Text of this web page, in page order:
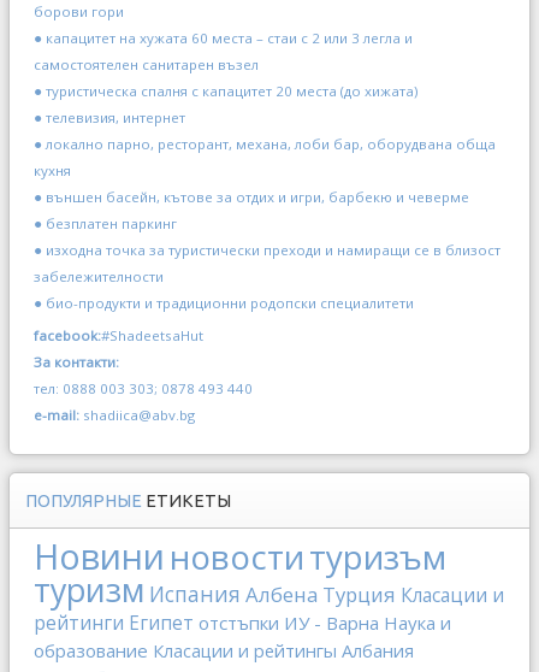
борови гори
● капацитет на хужата 60 места – стаи с 2 или 3 легла и
самостоятелен санитарен възел
● туристическа спалня с капацитет 20 места (до хижата)
● телевизия, интернет
● локално парно, ресторант, механа, лоби бар, оборудвана обща
кухня
● външен басейн, кътове за отдих и игри, барбекю и чеверме
● безплатен паркинг
● изходна точка за туристически преходи и намиращи се в близост
забележителности
● био-продукти и традиционни родопски специалитети
facebook:#ShadeetsaHut
За контакти:
тел: 0888 003 303; 0878 493 440
e-mail: shadiica@abv.bg
ПОПУЛЯРНЫЕ ЕТИКЕТЫ
Новини новоституризъм
туризм Испания Албена Турция Класации и
рейтинги Египет отстъпки ИУ - Варна Наука и
образование Класации и рейтингы Албания